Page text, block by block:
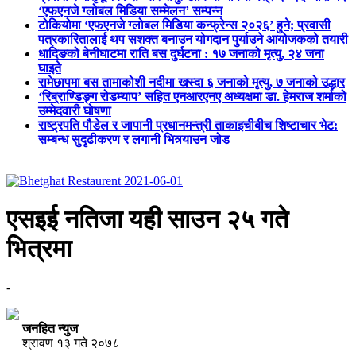
‘एफएनजे ग्लोबल मिडिया सम्मेलन’ सम्पन्न
टोकियोमा ‘एफएनजे ग्लोबल मिडिया कन्फ्रेन्स २०२६’ हुने; प्रवासी
पत्रकारितालाई थप सशक्त बनाउन योगदान पुर्याउने आयोजकको तयारी
धादिङको बेनीघाटमा राति बस दुर्घटना : १७ जनाको मृत्यु, २४ जना
घाइते
रामेछापमा बस तामाकोशी नदीमा खस्दा ६ जनाको मृत्यु, ७ जनाको उद्धार
‘रिब्राण्डिङ्ग रोडम्याप’ सहित एनआरएनए अध्यक्षमा डा. हेमराज शर्माको
उम्मेदवारी घोषणा
राष्ट्रपति पौडेल र जापानी प्रधानमन्त्री ताकाइचीबीच शिष्टाचार भेट:
सम्बन्ध सुदृढीकरण र लगानी भित्र्याउन जोड
एसइई नतिजा यही साउन २५ गते
भित्रमा
-
जनहित न्युज
श्रावण १३ गते २०७८